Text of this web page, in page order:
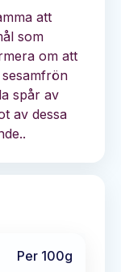
att
som
om att
spår av
av dessa
Per 100g